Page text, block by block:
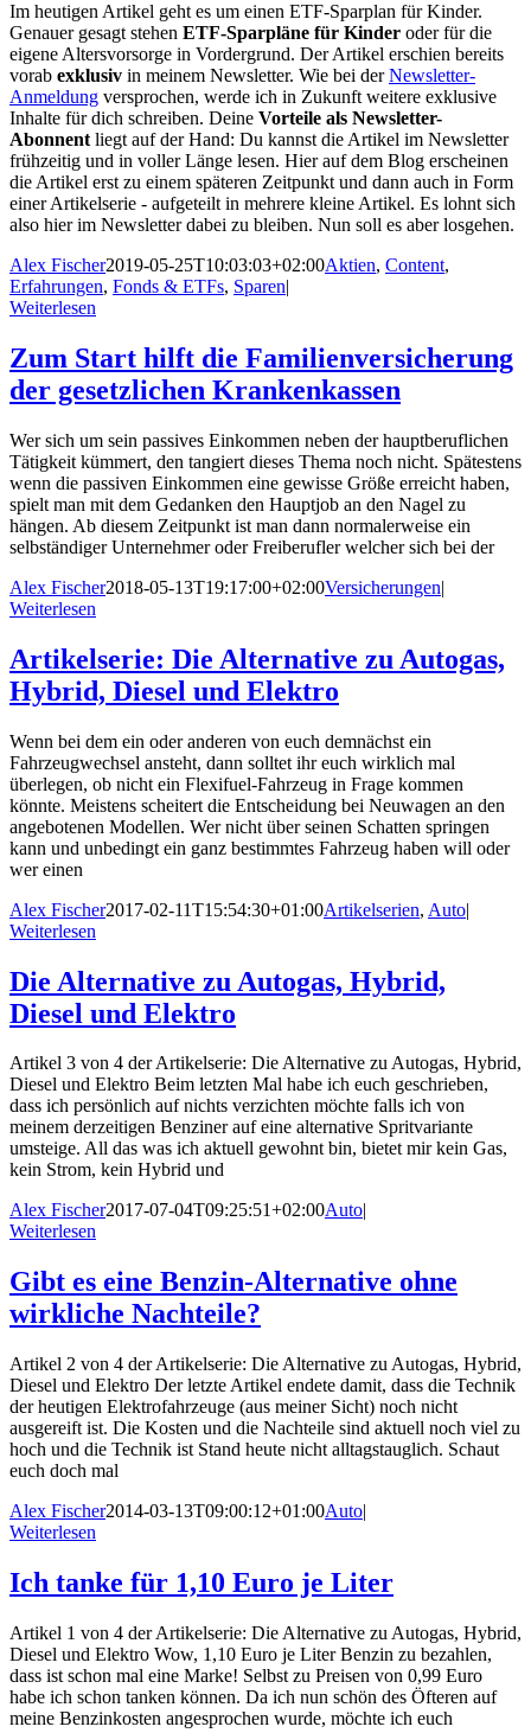
Im heutigen Artikel geht es um einen ETF-Sparplan für Kinder.
Genauer gesagt stehen ETF-Sparpläne für Kinder oder für die
eigene Altersvorsorge in Vordergrund. Der Artikel erschien bereits
vorab exklusiv in meinem Newsletter. Wie bei derNewsletter-
Anmeldung versprochen, werde ich in Zukunft weitere exklusive
Inhalte für dich schreiben. Deine Vorteile als Newsletter-
Abonnent liegt auf der Hand: Du kannst die Artikel im Newsletter
frühzeitig und in voller Länge lesen. Hier auf dem Blog erscheinen
die Artikel erst zu einem späteren Zeitpunkt und dann auch in Form
einer Artikelserie - aufgeteilt in mehrere kleine Artikel. Es lohnt sich
also hier im Newsletter dabei zu bleiben. Nun soll es aber losgehen.
Alex Fischer2019-05-25T10:03:03+02:00Aktien, Content,
Erfahrungen, Fonds & ETFs, Sparen|
Weiterlesen
Zum Start hilft die Familienversicherung
der gesetzlichen Krankenkassen
Wer sich um sein passives Einkommen neben der hauptberuflichen
Tätigkeit kümmert, den tangiert dieses Thema noch nicht. Spätestens
wenn die passiven Einkommen eine gewisse Größe erreicht haben,
spielt man mit dem Gedanken den Hauptjob an den Nagel zu
hängen. Ab diesem Zeitpunkt ist man dann normalerweise ein
selbständiger Unternehmer oder Freiberufler welcher sich bei der
Alex Fischer2018-05-13T19:17:00+02:00Versicherungen|
Weiterlesen
Artikelserie: Die Alternative zu Autogas,
Hybrid, Diesel und Elektro
Wenn bei dem ein oder anderen von euch demnächst ein
Fahrzeugwechsel ansteht, dann solltet ihr euch wirklich mal
überlegen, ob nicht ein Flexifuel-Fahrzeug in Frage kommen
könnte. Meistens scheitert die Entscheidung bei Neuwagen an den
angebotenen Modellen. Wer nicht über seinen Schatten springen
kann und unbedingt ein ganz bestimmtes Fahrzeug haben will oder
wer einen
Alex Fischer2017-02-11T15:54:30+01:00Artikelserien, Auto|
Weiterlesen
Die Alternative zu Autogas, Hybrid,
Diesel und Elektro
Artikel 3 von 4 der Artikelserie: Die Alternative zu Autogas, Hybrid,
Diesel und Elektro Beim letzten Mal habe ich euch geschrieben,
dass ich persönlich auf nichts verzichten möchte falls ich von
meinem derzeitigen Benziner auf eine alternative Spritvariante
umsteige. All das was ich aktuell gewohnt bin, bietet mir kein Gas,
kein Strom, kein Hybrid und
Alex Fischer2017-07-04T09:25:51+02:00Auto
Weiterlesen
Gibt es eine Benzin-Alternative ohne
wirkliche Nachteile?
Artikel 2 von 4 der Artikelserie: Die Alternative zu Autogas, Hybrid,
Diesel und Elektro Der letzte Artikel endete damit, dass die Technik
der heutigen Elektrofahrzeuge (aus meiner Sicht) noch nicht
ausgereift ist. Die Kosten und die Nachteile sind aktuell noch viel zu
hoch und die Technik ist Stand heute nicht alltagstauglich. Schaut
euch doch mal
Alex Fischer2014-03-13T09:00:12+01:00Auto|
Weiterlesen
Ich tanke für 1,10 Euro je Liter
Artikel 1 von 4 der Artikelserie: Die Alternative zu Autogas, Hybrid,
Diesel und Elektro Wow, 1,10 Euro je Liter Benzin zu bezahlen,
dass ist schon mal eine Marke! Selbst zu Preisen von 0,99 Euro
habe ich schon tanken können. Da ich nun schön des Öfteren auf
meine Benzinkosten angesprochen wurde, möchte ich euch